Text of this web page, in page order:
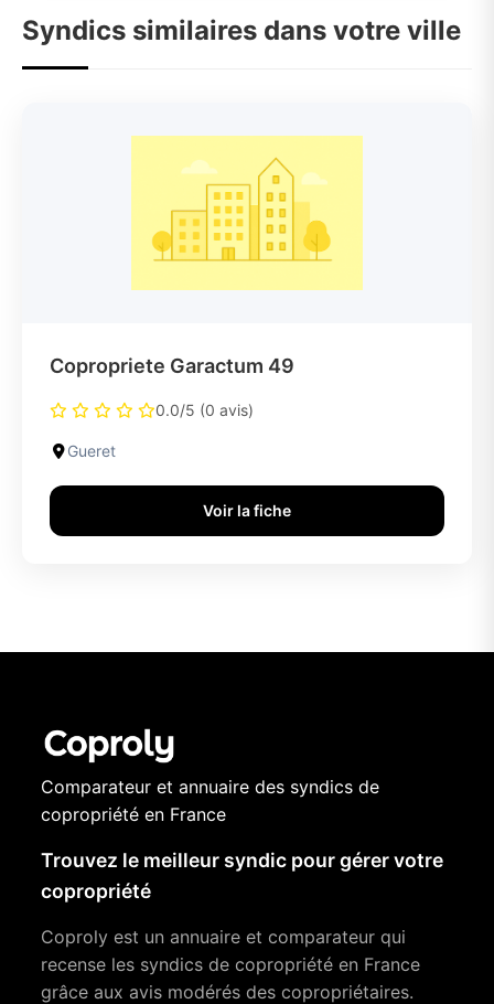
Syndics similaires dans votre ville
Copropriete Garactum 49
0.0/5 (0 avis)
Gueret
Voir la fiche
Comparateur et annuaire des syndics de
copropriété en France
Trouvez le meilleur syndic pour gérer votre
copropriété
Coproly est un annuaire et comparateur qui
recense les syndics de copropriété en France
grâce aux avis modérés des copropriétaires.